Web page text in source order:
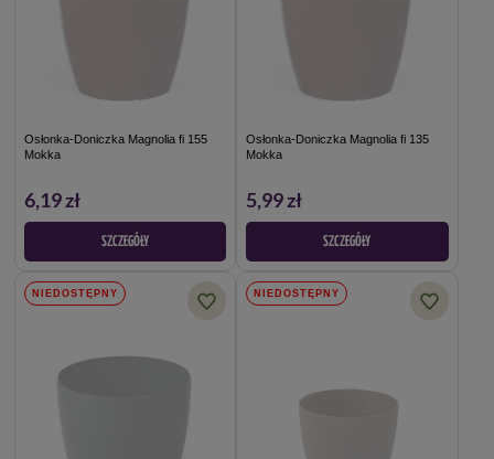
Osłonka-Doniczka Magnolia fi 155
Mokka
6,19 zł
SZCZEGÓŁY
Osłonka-Doniczka Magnolia fi 135
Mokka
5,99 zł
SZCZEGÓŁY
NIEDOSTĘPNY NIEDOSTĘPNY